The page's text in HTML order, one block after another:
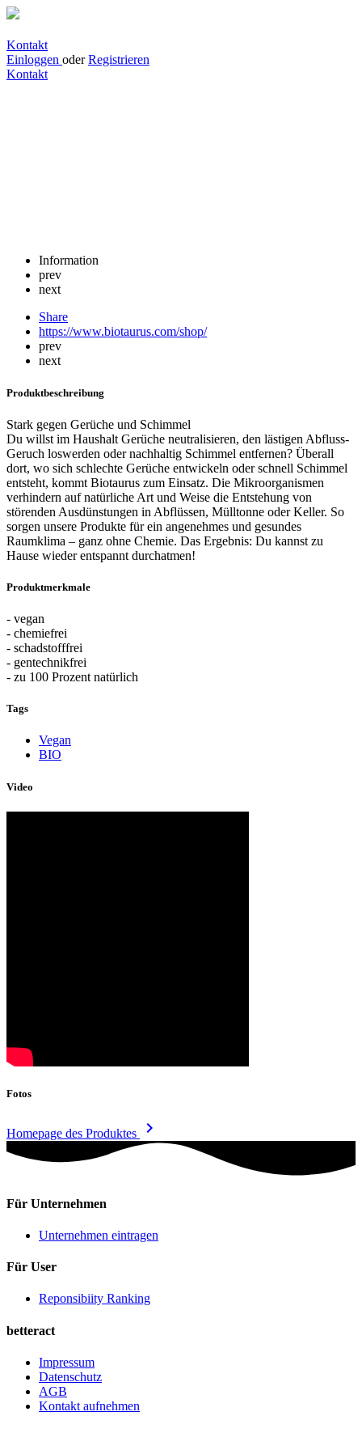
Kontakt
Einloggen oder Registrieren
Kontakt
Information
prev
next
Share
https://www.biotaurus.com/shop/
prev
next
Produktbeschreibung
Stark gegen Gerüche und Schimmel
Du willst im Haushalt Gerüche neutralisieren, den lästigen Abfluss-
Geruch loswerden oder nachhaltig Schimmel entfernen? Überall
dort, wo sich schlechte Gerüche entwickeln oder schnell Schimmel
entsteht, kommt Biotaurus zum Einsatz. Die Mikroorganismen
verhindern auf natürliche Art und Weise die Entstehung von
störenden Ausdünstungen in Abflüssen, Mülltonne oder Keller. So
sorgen unsere Produkte für ein angenehmes und gesundes
Raumklima – ganz ohne Chemie. Das Ergebnis: Du kannst zu
Hause wieder entspannt durchatmen!
Produktmerkmale
- vegan
- chemiefrei
- schadstofffrei
- gentechnikfrei
- zu 100 Prozent natürlich
Tags
Vegan
BIO
Video
Fotos
Homepage des Produktes keyboard_arrow_right
Für Unternehmen
Unternehmen eintragen
Für User
Reponsibiity Ranking
betteract
Impressum
Datenschutz
AGB
Kontakt aufnehmen